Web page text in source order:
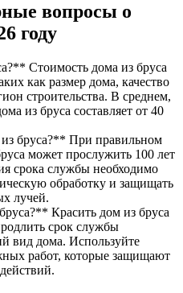
вопросы о
году
Стоимость дома из бруса
как размер дома, качество
строительства. В среднем,
из бруса составляет от 40
бруса?** При правильном
может прослужить 100 лет
срока службы необходимо
обработку и защищать
лучей.
Красить дом из бруса
срок службы
вид дома. Используйте
работ, которые защищают